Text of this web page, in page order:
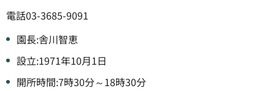
電話03-3685-9091
園長:舎川智恵
設立:1971年10月1日
開所時間:7時30分～18時30分